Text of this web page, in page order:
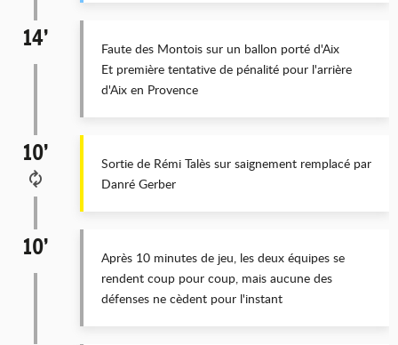
14’
Faute des Montois sur un ballon porté d'Aix
Et première tentative de pénalité pour l'arrière
d'Aix en Provence
10’
Sortie de Rémi Talès sur saignement remplacé par
Danré Gerber
10’
Après 10 minutes de jeu, les deux équipes se
rendent coup pour coup, mais aucune des
défenses ne cèdent pour l'instant